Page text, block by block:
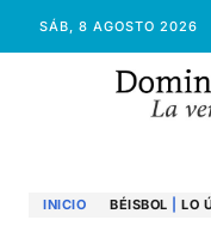
SÁB, 8 AGOSTO 2026
INICIO BÉISBOL LO